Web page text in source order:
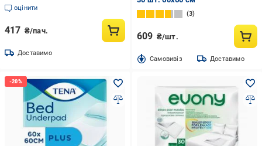
(000006309)
оцінити
417 ₴/пач.
Доставимо
3
609 ₴/шт.
Cамовивіз Доставимо